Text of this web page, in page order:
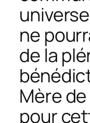
ne
de la
Mère de
pour